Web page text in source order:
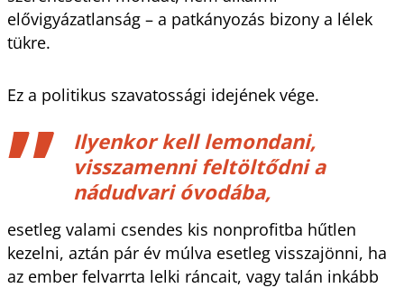
elővigyázatlanság – a patkányozás bizony a lélek
tükre.
Ez a politikus szavatossági idejének vége.
Ilyenkor kell lemondani,
visszamenni feltöltődni a
nádudvari óvodába,
esetleg valami csendes kis nonprofitba hűtlen
kezelni, aztán pár év múlva esetleg visszajönni, ha
az ember felvarrta lelki ráncait, vagy talán inkább